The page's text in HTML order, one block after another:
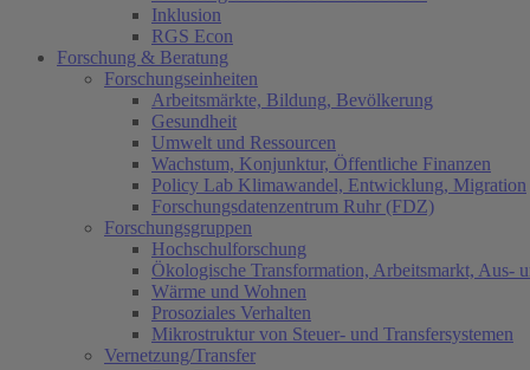
Inklusion
RGS Econ
Forschung & Beratung
Forschungseinheiten
Arbeitsmärkte, Bildung, Bevölkerung
Gesundheit
Umwelt und Ressourcen
Wachstum, Konjunktur, Öffentliche Finanzen
Policy Lab Klimawandel, Entwicklung, Migration
Forschungsdatenzentrum Ruhr (FDZ)
Forschungsgruppen
Hochschulforschung
Ökologische Transformation, Arbeitsmarkt, Aus-
Wärme und Wohnen
Prosoziales Verhalten
Mikrostruktur von Steuer- und Transfersystemen
Vernetzung/Transfer